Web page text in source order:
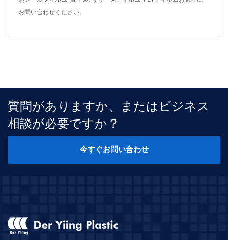
お問い合わせ ください。
質問がありますか、またはビジネス
相談が必要ですか？
今すぐお問い合わせ